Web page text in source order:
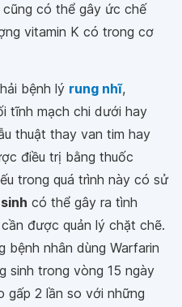
cũng có thể gây ức chế
vitamin K có trong cơ
bệnh lý rung nhĩ,
tĩnh mạch chi dưới hay
thuật thay van tim hay
điều trị bằng thuốc
trong quá trình này có sử
có thể gây ra tình
được quản lý chặt chẽ.
nhân dùng Warfarin
sinh trong vòng 15 ngày
gấp 2 lần so với những